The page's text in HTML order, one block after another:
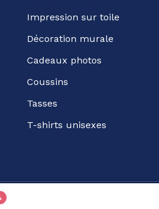
Impression sur toile
Décoration murale
Cadeaux photos
Coussins
Tasses
T-shirts unisexes